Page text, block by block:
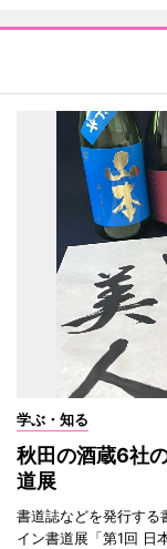
学ぶ・知る
秋田の酒蔵6社
道展
書道誌などを発行する
イン書道展「第1回 日